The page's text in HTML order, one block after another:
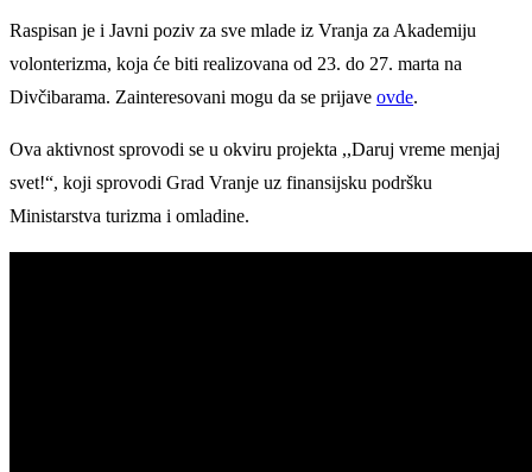
Raspisan je i Javni poziv za sve mlade iz Vranja za Akademiju
volonterizma, koja će biti realizovana od 23. do 27. marta na
Divčibarama. Zainteresovani mogu da se prijave ovde.
Ova aktivnost sprovodi se u okviru projekta ,,Daruj vreme menjaj
svet!“, koji sprovodi Grad Vranje uz finansijsku podršku
Ministarstva turizma i omladine.